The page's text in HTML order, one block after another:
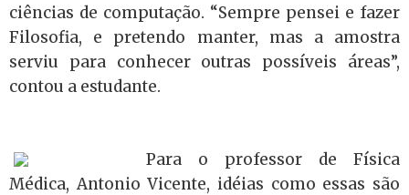
ciências de computação. “Sempre pensei e fazer
Filosofia, e pretendo manter, mas a amostra
serviu para conhecer outras possíveis áreas”,
contou a estudante.
Para o professor de Física
Médica, Antonio Vicente, idéias como essas são